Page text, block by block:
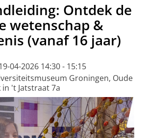
Ontdek de
wetenschap &
(vanaf 16 jaar)
04-2026 14:30 - 15:15
Groningen, Oude
in 't Jatstraat 7a